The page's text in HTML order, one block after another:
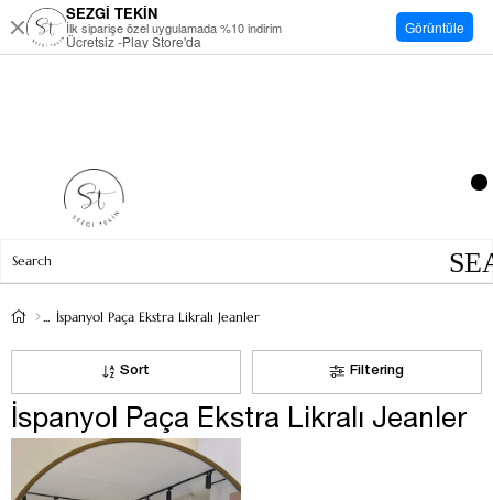
İspanyol Paça Ekstra Likralı Jeanler
Filtering
Sort
İspanyol Paça Ekstra Likralı Jeanler
SEZGİ TEKİN
İlk siparişe özel uygulamada %10 indirim
Ücretsiz -Play Store'da
Görüntüle